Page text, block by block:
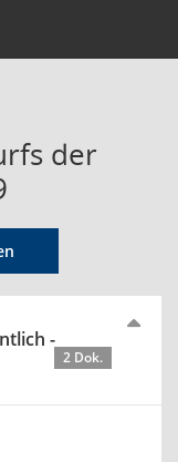
der
-
2 Dok.